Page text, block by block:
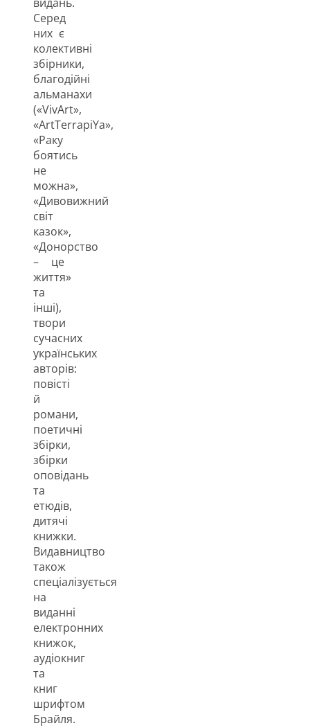
Серед
них є
колективні
збірники,
благодійні
альманахи
(«VivArt»,
«ArtTerrapiYa»,
«Раку
боятись
не
можна»,
«Дивовижний
світ
казок»,
«Донорство
– це
життя»
та
інші),
твори
сучасних
українських
авторів:
повісті
й
романи,
поетичні
збірки,
збірки
оповідань
та
етюдів,
дитячі
книжки.
Видавництво
також
спеціалізується
на
виданні
електронних
книжок,
аудіокниг
та
книг
шрифтом
Брайля.